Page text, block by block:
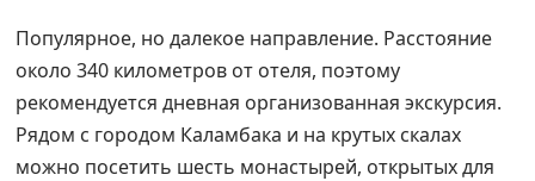
Популярное, но далекое направление. Расстояние
около 340 километров от отеля, поэтому
рекомендуется дневная организованная экскурсия.
Рядом с городом Каламбака и на крутых скалах
можно посетить шесть монастырей, открытых для